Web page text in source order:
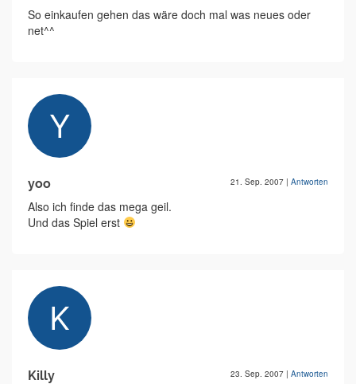
So einkaufen gehen das wäre doch mal was neues oder
net^^
yoo 21. Sep. 2007 | Antworten
Also ich finde das mega geil.
Und das Spiel erst
Killy 23. Sep. 2007 | Antworten